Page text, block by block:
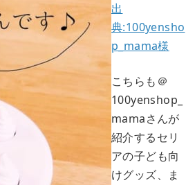
出
典:100yensho
p_mama様
こちらも＠
100yenshop_
mamaさんが
紹介するセリ
アの子ども向
けグッズ、ま